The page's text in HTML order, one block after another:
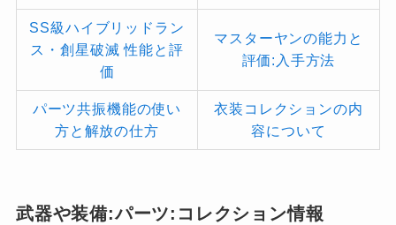
SS級ハイブリッドラン
ス・創星破滅 性能と評
価
マスターヤンの能力と
評価:入手方法
パーツ共振機能の使い
方と解放の仕方
衣装コレクションの内
容について
武器や装備:パーツ:コレクション情報